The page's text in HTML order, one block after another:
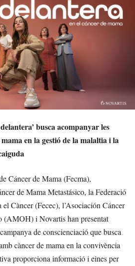
busca acompanyar les
en la gestió de la malaltia i la
Cáncer de Mama (Fecma),
de Mama Metastásico, la Federació
el Càncer (Fecec), l’Asociación Cáncer
(AMOH) i Novartis han presentat
de conscienciació que busca
càncer de mama en la convivència
proporciona informació i eines per